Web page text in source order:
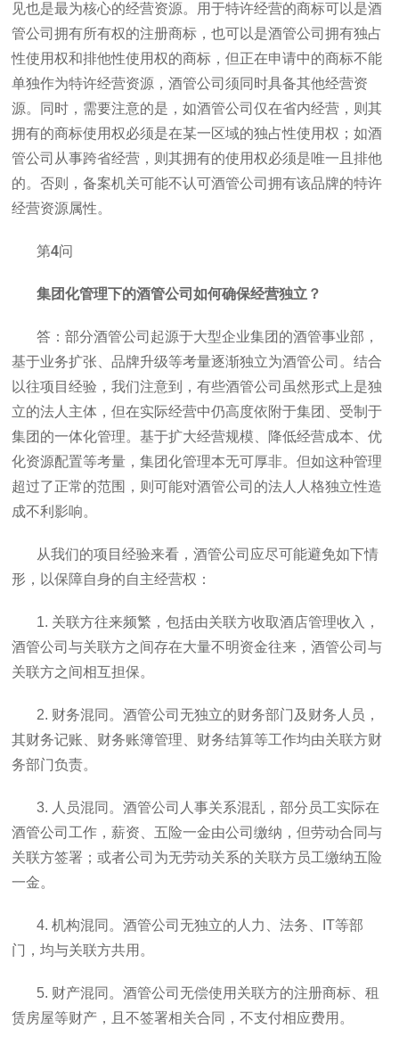
见也是最为核心的经营资源。用于特许经营的商标可以是酒
管公司拥有所有权的注册商标，也可以是酒管公司拥有独占
性使用权和排他性使用权的商标，但正在申请中的商标不能
单独作为特许经营资源，酒管公司须同时具备其他经营资
源。同时，需要注意的是，如酒管公司仅在省内经营，则其
拥有的商标使用权必须是在某一区域的独占性使用权；如酒
管公司从事跨省经营，则其拥有的使用权必须是唯一且排他
的。否则，备案机关可能不认可酒管公司拥有该品牌的特许
经营资源属性。
第4问
集团化管理下的酒管公司如何确保经营独立？
答：部分酒管公司起源于大型企业集团的酒管事业部，
基于业务扩张、品牌升级等考量逐渐独立为酒管公司。结合
以往项目经验，我们注意到，有些酒管公司虽然形式上是独
立的法人主体，但在实际经营中仍高度依附于集团、受制于
集团的一体化管理。基于扩大经营规模、降低经营成本、优
化资源配置等考量，集团化管理本无可厚非。但如这种管理
超过了正常的范围，则可能对酒管公司的法人人格独立性造
成不利影响。
从我们的项目经验来看，酒管公司应尽可能避免如下情
形，以保障自身的自主经营权：
1. 关联方往来频繁，包括由关联方收取酒店管理收入，
酒管公司与关联方之间存在大量不明资金往来，酒管公司与
关联方之间相互担保。
2. 财务混同。酒管公司无独立的财务部门及财务人员，
其财务记账、财务账簿管理、财务结算等工作均由关联方财
务部门负责。
3. 人员混同。酒管公司人事关系混乱，部分员工实际在
酒管公司工作，薪资、五险一金由公司缴纳，但劳动合同与
关联方签署；或者公司为无劳动关系的关联方员工缴纳五险
一金。
4. 机构混同。酒管公司无独立的人力、法务、IT等部
门，均与关联方共用。
5. 财产混同。酒管公司无偿使用关联方的注册商标、租
赁房屋等财产，且不签署相关合同，不支付相应费用。